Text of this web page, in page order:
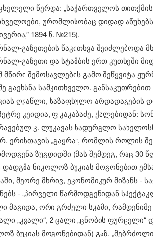
წერდა: „საქართველოს თითქმის
ურომლისობაც დიდად
1894 წ. №215).
გაზეთების წაკითხვა
გაზეთი და სტამბის ერთ კუთხეში
შემოსავლების გამო შეწყვიტა
სამკითხველო. განსაკუთრებით
ღვაწლი, საზაფხულო არდადაგების
კეიდია, ფ კაკაბაძე, ქალებიდან:
კ. ლუკავას სადურგლო
ერისთავის „გაყრა“, რომლის როლის
ზუგდიდში (მას შემდეგ, რაც
დადგმა ნიკოლოზ ბუკიას მოგონებით
მეორე მხრივ, ეკონომიკურ მიზანს -
- „პირველი წარმოდგენიდან
მაგიდა, ორი გრძელი სკამი,
„კვალი“, 2 ცალი „ცნობის ფურცელი“
ბუკიას მოგონებიდან) გაზ.